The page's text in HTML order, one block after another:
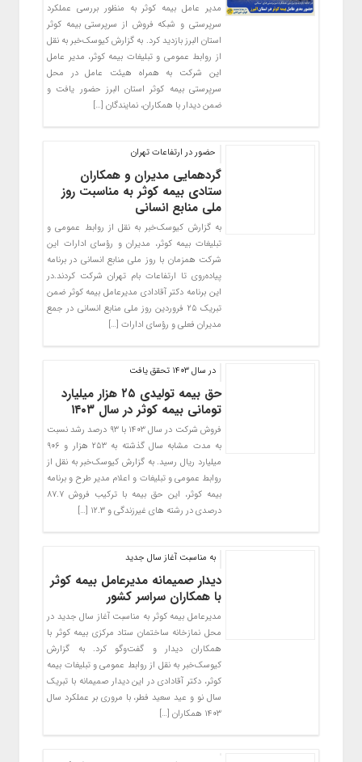
مدیر عامل بیمه کوثر به منظور بررسی عملکرد
سرپرستی و شبکه فروش از سرپرستی بیمه کوثر
استان البرز بازدید کرد. به گزارش کیوسک‌خبر به نقل
از روابط عمومی و تبلیغات بیمه کوثر، مدیر عامل
این شرکت به همراه هیئت عامل در محل
سرپرستی بیمه کوثر استان البرز حضور یافت و
ضمن دیدار با همکاران، نمایندگان […]
حضور در ارتفاعات تهران
گردهمایی مدیران و همکاران
ستادی بیمه کوثر به مناسبت روز
ملی منابع انسانی
به گزارش کیوسک‌خبر به نقل از روابط عمومی و
تبلیغات بیمه کوثر، مدیران و رؤسای ادارات این
شرکت همزمان با روز ملی منابع انسانی در برنامه‌
پیاده‌روی تا ارتفاعات بام تهران شرکت کردند.در
این برنامه دکتر آقادادی مدیرعامل بیمه کوثر ضمن
تبریک ۲۵ فروردین روز ملی منابع انسانی در جمع
مدیران فعلی و رؤسای ادارات […]
در سال ۱۴۰۳ تحقق یافت
حق بیمه تولیدی ۲۵ هزار میلیارد
تومانی بیمه کوثر در سال ۱۴۰۳
فروش شرکت در سال ۱۴۰۳ با ۹۳ درصد رشد نسبت
به مدت مشابه سال گذشته به ۲۵۳ هزار و ۹۰۶
میلیارد ریال رسید. به گزارش کیوسک‌خبر به نقل از
روابط عمومی و تبلیغات و اعلام مدیر طرح و برنامه
بیمه کوثر، این حق بیمه با ترکیب فروش ۸۷.۷
درصدی در رشته های غیرزندگی و ۱۲.۳ […]
به مناسبت آغاز سال جدید
دیدار صمیمانه مدیرعامل بیمه کوثر
با همکاران سراسر کشور
مدیرعامل بیمه کوثر به مناسبت آغاز سال جدید در
محل نمازخانه ساختمان ستاد مرکزی بیمه کوثر با
همکاران دیدار و گفت‌وگو کرد. به گزارش
کیوسک‌خبر به نقل از روابط عمومی و تبلیغات بیمه
کوثر، دکتر آقادادی در این دیدار صمیمانه با تبریک
سال نو و عید سعید فطر، با مروری بر عملکرد سال
۱۴۰۳ همکاران […]